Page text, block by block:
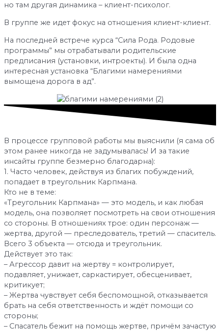
но там другая динамика – клиент-психолог.
В группе же идет фокус на отношения клиент-клиент.
На последней встрече курса “Сила Рода. Родовые
программы” мы отрабатывали родительские
предписания (установки, интроекты). И была одна
интересная установка “Благими намерениями
вымощена дорога в ад”.
В процессе групповой работы мы выяснили (я сама об
этом ранее никогда не задумывалась! И за такие
инсайты группе безмерно благодарна):
1. Часто человек, действуя из благих побуждений,
попадает в треугольник Карпмана.
Кто не в теме:
«Треугольник Карпмана» — это модель, и как любая
модель, она позволяет посмотреть на свои отношения
со стороны. В отношениях трое: один персонаж —
жертва, другой — преследователь, третий — спаситель.
Всего 3 объекта — отсюда и треугольник.
Действует это так:
– Агрессор давит на жертву = контролирует,
подавляет, унижает, саркастирует, обесценивает,
критикует;
– Жертва чувствует себя беспомощной, отказывается
брать на себя ответственность и ждёт помощи со
стороны;
– Спасатель бежит на помощь жертве, причём зачастую